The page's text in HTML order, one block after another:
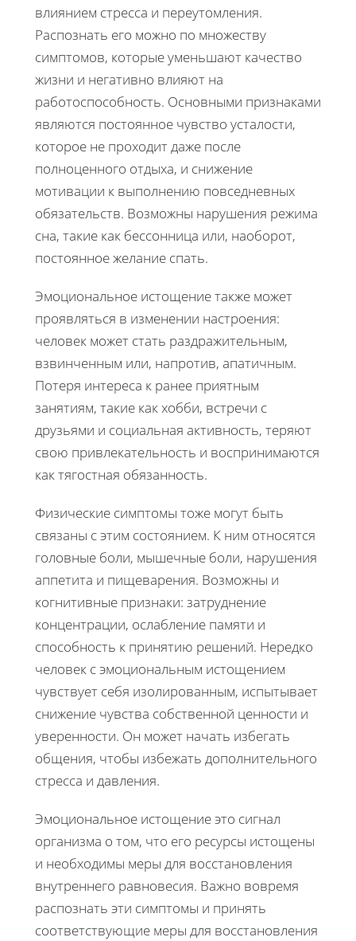
влиянием стресса и переутомления.
Распознать его можно по множеству
симптомов, которые уменьшают качество
жизни и негативно влияют на
работоспособность. Основными признаками
являются постоянное чувство усталости,
которое не проходит даже после
полноценного отдыха, и снижение
мотивации к выполнению повседневных
обязательств. Возможны нарушения режима
сна, такие как бессонница или, наоборот,
постоянное желание спать.
Эмоциональное истощение также может
проявляться в изменении настроения:
человек может стать раздражительным,
взвинченным или, напротив, апатичным.
Потеря интереса к ранее приятным
занятиям, такие как хобби, встречи с
друзьями и социальная активность, теряют
свою привлекательность и воспринимаются
как тягостная обязанность.
Физические симптомы тоже могут быть
связаны с этим состоянием. К ним относятся
головные боли, мышечные боли, нарушения
аппетита и пищеварения. Возможны и
когнитивные признаки: затруднение
концентрации, ослабление памяти и
способность к принятию решений. Нередко
человек с эмоциональным истощением
чувствует себя изолированным, испытывает
снижение чувства собственной ценности и
уверенности. Он может начать избегать
общения, чтобы избежать дополнительного
стресса и давления.
Эмоциональное истощение это сигнал
организма о том, что его ресурсы истощены
и необходимы меры для восстановления
внутреннего равновесия. Важно вовремя
распознать эти симптомы и принять
соответствующие меры для восстановления